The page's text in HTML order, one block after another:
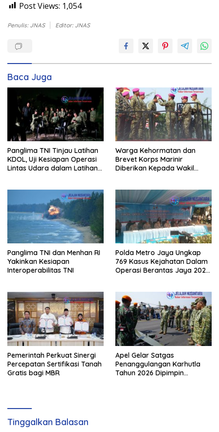
Post Views: 1,054
Penulis: JNAS Editor: JNAS
Baca Juga
Panglima TNI Tinjau Latihan
KDOL, Uji Kesiapan Operasi
Lintas Udara dalam Latihan
Warga Kehormatan dan
Brevet Korps Marinir
Diberikan Kepada Wakil
Panglima TNI dan Menhan RI
Yakinkan Kesiapan
Interoperabilitas TNI
Polda Metro Jaya Ungkap
769 Kasus Kejahatan Dalam
Operasi Berantas Jaya 2026,
Pemerintah Perkuat Sinergi
Percepatan Sertifikasi Tanah
Gratis bagi MBR
Apel Gelar Satgas
Penanggulangan Karhutla
Tahun 2026 Dipimpin
Tinggalkan Balasan